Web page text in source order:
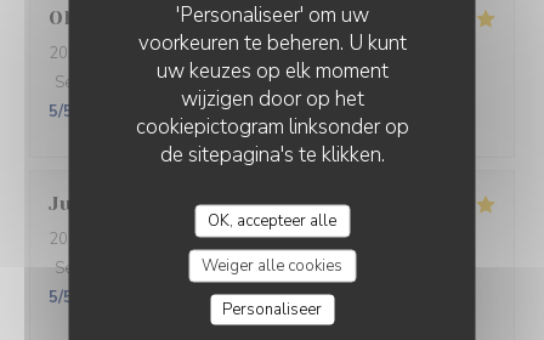
'Personaliseer' om uw
voorkeuren te beheren. U kunt
uw keuzes op elk moment
wijzigen door op het
cookiepictogram linksonder op
de sitepagina's te klikken.
OK, accepteer alle
Weiger alle cookies
Personaliseer
Olivier
2026-07-31
- 12:30 - Gasten 3
Service
Atmosfeer:5/5 Keuken : 5/5 Kwaliteit / Prijs
5/5
Julie
2026-07-30
- 19:45 - Gasten 4
Service
Atmosfeer: 5/5 Keuken: 5/5
5/5